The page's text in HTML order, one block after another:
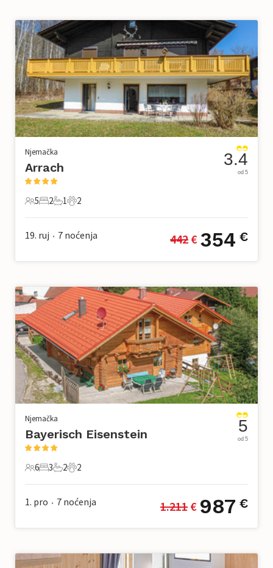
Njemačka
Arrach
5 Gosti
5
2 Spavaće sobe
2
1 Kupaonica
1
2 Kućni ljubimac
2
3.4
od 5
19. ruj • 7 noćenja 442 € 354 €
Njemačka
Bayerisch Eisenstein
6 Gosti
6
3 Spavaće sobe
3
2 Kupaonice
2
2 Kućni ljubimac
2
5
od 5
1. pro • 7 noćenja 1.211 € 987 €